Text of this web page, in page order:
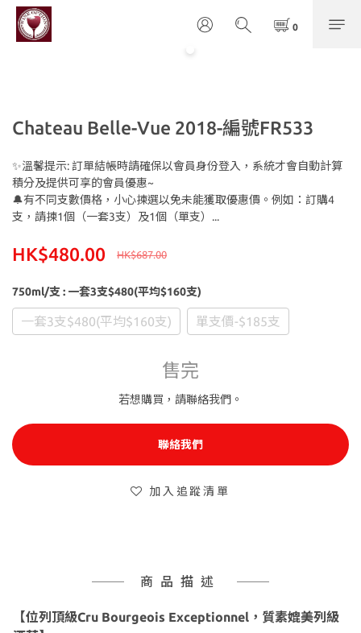
Chateau Belle-Vue 2018-編號FR533
✨溫馨提示: 訂單結帳時請確保以會員身份登入，系統才會自動計算
積分及提供可享的會員優惠~
🔔有不同支數價格，小心揀選以免未能獲取優惠價。例如：訂購4
支，請揀1個（一套3支）及1個（單支）...
HK$687.00
HK$480.00
750ml/支 : 一套3支$480(平均$160支)
一套3支$480(平均$160支) 單支價-$185支
售完
若想購買，請聯絡我們。
聯絡我們
加入追蹤清單
商品描述
【位列頂級Cru Bourgeois Exceptionnel，質素媲美列級